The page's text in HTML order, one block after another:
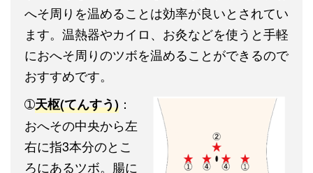
へそ周りを温めることは効率が良いとされてい
ます。温熱器やカイロ、お灸などを使うと手軽
におへそ周りのツボを温めることができるので
おすすめです。
➀天枢(てんすう) ：
おへその中央から左
右に指3本分のとこ
ろにあるツボ。腸に